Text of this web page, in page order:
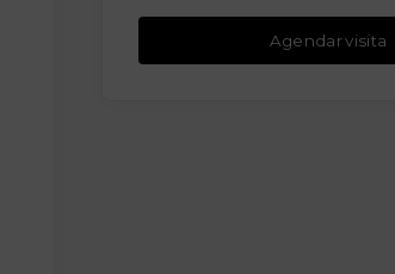
Agendar visita